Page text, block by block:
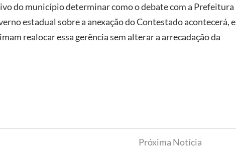
do município determinar como o debate com a Prefeitura
estadual sobre a anexação do Contestado acontecerá, e
realocar essa gerência sem alterar a arrecadação da
Próxima Notícia